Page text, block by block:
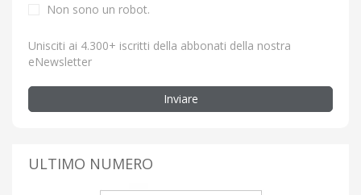
Non sono un robot.
Unisciti ai 4.300+ iscritti della abbonati della nostra
eNewsletter
Inviare
ULTIMO NUMERO